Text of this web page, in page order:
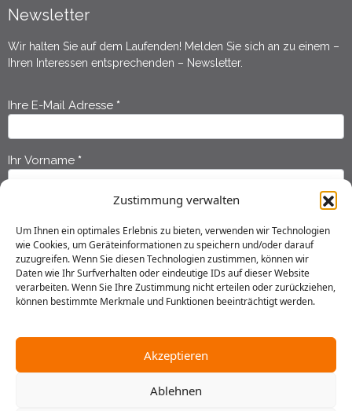
Zustimmung verwalten
Um Ihnen ein optimales Erlebnis zu bieten, verwenden wir Technologien
wie Cookies, um Geräteinformationen zu speichern und/oder darauf
zuzugreifen. Wenn Sie diesen Technologien zustimmen, können wir
Daten wie Ihr Surfverhalten oder eindeutige IDs auf dieser Website
verarbeiten. Wenn Sie Ihre Zustimmung nicht erteilen oder zurückziehen,
können bestimmte Merkmale und Funktionen beeinträchtigt werden.
Akzeptieren
Ablehnen
Newsletter
Wir halten Sie auf dem Laufenden! Melden Sie sich an zu einem –
Ihren Interessen entsprechenden – Newsletter.
Newsletter
Anmeldung
Ihre E-Mail Adresse *
Ihr Vorname *
Ich habe die Datenschutzerklärunggelesen und erkläre mich
einverstanden, dass meine Daten gespeichert werden.
Senden